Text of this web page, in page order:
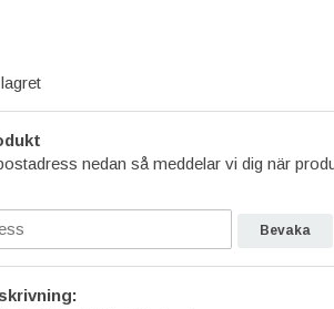
nedan så meddelar vi dig när
Bevaka